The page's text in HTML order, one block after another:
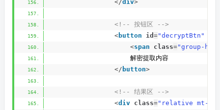
</div>
<!-- 按钮区 -->
<button id ="decryptBtn"
<span class="group-
                    解密提取内容
</ button>
<!-- 结果区 -->
<div class="relative mt-2